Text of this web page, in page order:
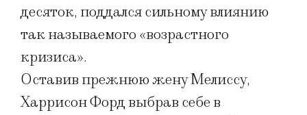
десяток, поддался сильному влиянию
так называемого «возрастного
кризиса».
Оставив прежнюю жену Мелиссу,
Харрисон Форд выбрав себе в